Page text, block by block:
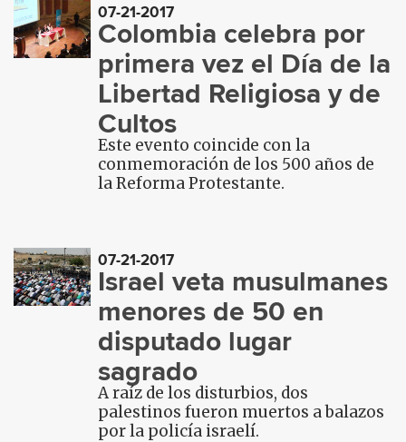
07-21-2017
Colombia celebra por
primera vez el Día de la
Libertad Religiosa y de
Cultos
Este evento coincide con la
conmemoración de los 500 años de
la Reforma Protestante.
07-21-2017
Israel veta musulmanes
menores de 50 en
disputado lugar
sagrado
A raíz de los disturbios, dos
palestinos fueron muertos a balazos
por la policía israelí.